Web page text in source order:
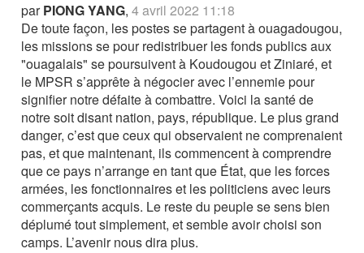
parPIONG YANG,4 avril 2022 11:18
De toute façon, les postes se partagent à ouagadougou,
les missions se pour redistribuer les fonds publics aux
"ouagalais" se poursuivent à Koudougou et Ziniaré, et
le MPSR s’apprête à négocier avec l’ennemie pour
signifier notre défaite à combattre. Voici la santé de
notre soit disant nation, pays, république. Le plus grand
danger, c’est que ceux qui observaient ne comprenaient
pas, et que maintenant, ils commencent à comprendre
que ce pays n’arrange en tant que État, que les forces
armées, les fonctionnaires et les politiciens avec leurs
commerçants acquis. Le reste du peuple se sens bien
déplumé tout simplement, et semble avoir choisi son
camps. L’avenir nous dira plus.